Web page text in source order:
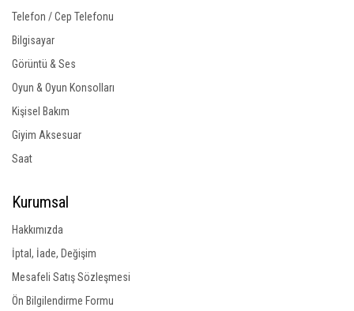
Telefon / Cep Telefonu
Bilgisayar
Görüntü & Ses
Oyun & Oyun Konsolları
Kişisel Bakım
Giyim Aksesuar
Saat
Kurumsal
Hakkımızda
İptal, İade, Değişim
Mesafeli Satış Sözleşmesi
Ön Bilgilendirme Formu